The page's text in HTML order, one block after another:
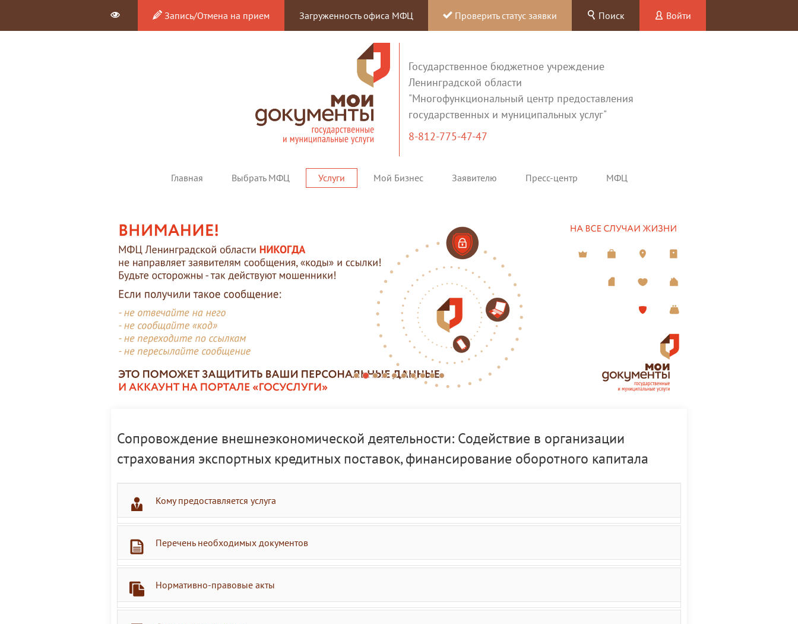
Запись/Отмена на прием Загруженность офиса МФЦ Проверить статус заявки Поиск Войти
Государственное бюджетное учреждение
Ленинградской области
"Многофункциональный центр предоставления
государственных и муниципальных услуг"
8-812-775-47-47
Главная Выбрать МФЦ Услуги Мой Бизнес Заявителю Пресс-центр МФЦ
Сопровождение внешнеэкономической деятельности: Содействие в организации
страхования экспортных кредитных поставок, финансирование оборотного капитала
Кому предоставляется услуга
Перечень необходимых документов
Нормативно-правовые акты